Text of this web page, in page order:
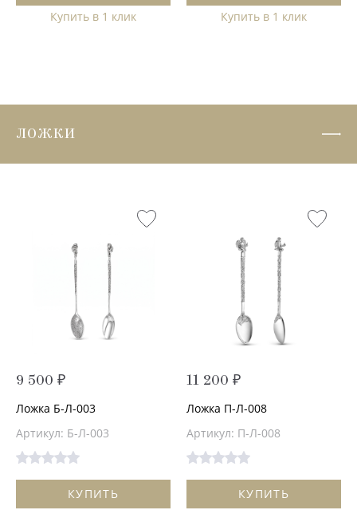
Купить в 1 клик
Купить в 1 клик
ЛОЖКИ
9 500 ₽
Ложка Б-Л-003
Артикул: Б-Л-003
КУПИТЬ
11 200 ₽
Ложка П-Л-008
Артикул: П-Л-008
КУПИТЬ